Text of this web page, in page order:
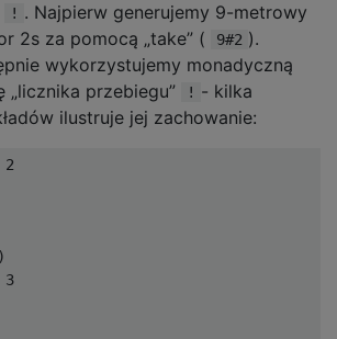
! . Najpierw generujemy 9-metrowy
2s za pomocą „take” (
9#2 ).
wykorzystujemy monadyczną
„licznika przebiegu”
! - kilka
ilustruje jej zachowanie:
2
3